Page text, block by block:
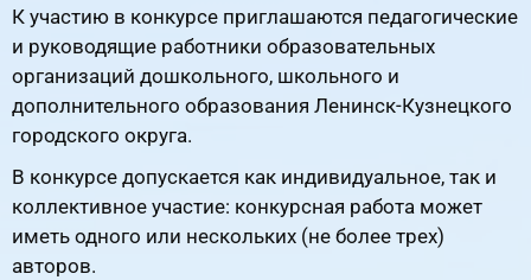
К участию в конкурсе приглашаются педагогические
и руководящие работники образовательных
организаций дошкольного, школьного и
дополнительного образования Ленинск-Кузнецкого
городского округа.
В конкурсе допускается как индивидуальное, так и
коллективное участие: конкурсная работа может
иметь одного или нескольких (не более трех)
авторов.